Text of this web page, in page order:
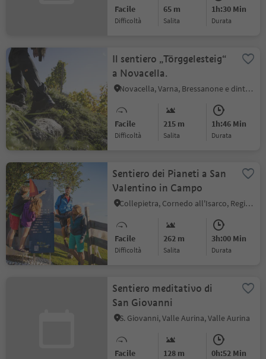
Facile
Difficoltà
65 m
Salita
1h:30 Min
durata
Il sentiero „Törggelesteig“
a Novacella.
Novacella, Varna, Bressanone e dintorni
Facile
Difficoltà
215 m
Salita
1h:46 Min
durata
Sentiero dei Pianeti a San
Valentino in Campo
Collepietra, Cornedo all'Isarco, Regione dolomitica Val d'Ega
Facile
Difficoltà
262 m
Salita
3h:00 Min
durata
Sentiero meditativo di
San Giovanni
S. Giovanni, Valle Aurina, Valle Aurina
Facile 128 m 0h:52 Min